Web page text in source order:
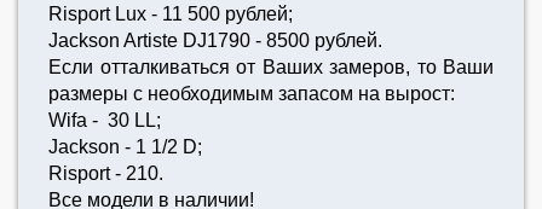
Risport Lux - 11 500 рублей;
Jackson Artiste DJ1790 - 8500 рублей.
Если отталкиваться от Ваших замеров, то Ваши
размеры с необходимым запасом на вырост:
Wifa - 30 LL;
Jackson - 1 1/2 D;
Risport - 210.
Все модели в наличии!